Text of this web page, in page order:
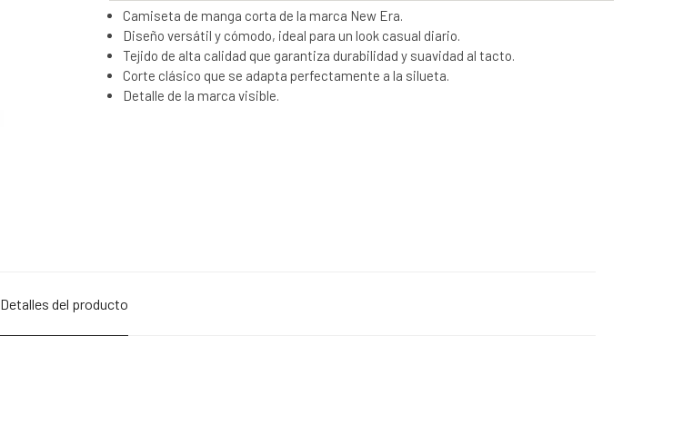
Camiseta de manga corta de la marca New Era.
Diseño versátil y cómodo, ideal para un look casual diario.
Tejido de alta calidad que garantiza durabilidad y suavidad al tacto.
Corte clásico que se adapta perfectamente a la silueta.
Detalle de la marca visible.
Detalles del producto